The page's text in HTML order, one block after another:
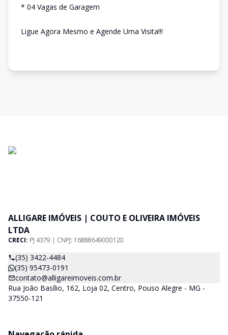
* 04 Vagas de Garagem
Ligue Agora Mesmo e Agende Uma Visita!!!
ALLIGARE IMÓVEIS | COUTO E OLIVEIRA IMÓVEIS
LTDA
CRECI: PJ 4379 | CNPJ: 16888649000120
(35) 3422-4484
(35) 95473-0191
contato@alligareimoveis.com.br
Rua João Basílio, 162, Loja 02, Centro, Pouso Alegre - MG -
37550-121